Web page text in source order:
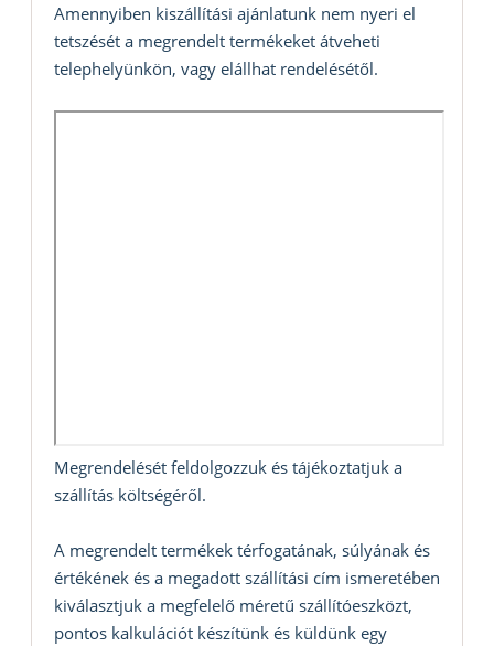
Amennyiben kiszállítási ajánlatunk nem nyeri el
tetszését a megrendelt termékeket átveheti
telephelyünkön, vagy elállhat rendelésétől.
Megrendelését feldolgozzuk és tájékoztatjuk a
szállítás költségéről.
A megrendelt termékek térfogatának, súlyának és
értékének és a megadott szállítási cím ismeretében
kiválasztjuk a megfelelő méretű szállítóeszközt,
pontos kalkulációt készítünk és küldünk egy